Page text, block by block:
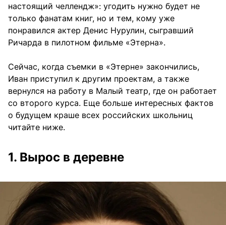
настоящий челлендж»: угодить нужно будет не
только фанатам книг, но и тем, кому уже
понравился актер Денис Нурулин, сыгравший
Ричарда в пилотном фильме «Этерна».
Сейчас, когда съемки в «Этерне» закончились,
Иван приступил к другим проектам, а также
вернулся на работу в Малый театр, где он работает
со второго курса. Еще больше интересных фактов
о будущем краше всех российских школьниц
читайте ниже.
1. Вырос в деревне